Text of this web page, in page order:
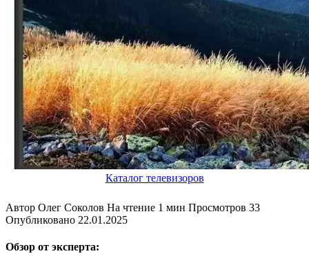
Каталог телевизоров
Автор Олег Соколов На чтение 1 мин Просмотров 33
Опубликовано 22.01.2025
Обзор от эксперта: